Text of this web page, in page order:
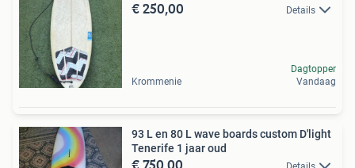
€ 250,00 Details
Krommenie
Dagtopper
Vandaag
93 L en 80 L wave boards custom D'light
Tenerife 1 jaar oud